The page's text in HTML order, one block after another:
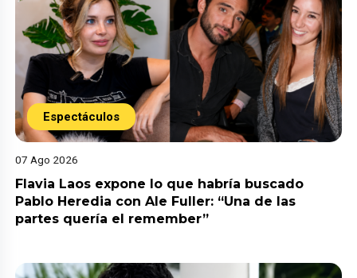
Espectáculos
07 Ago 2026
Flavia Laos expone lo que habría buscado
Pablo Heredia con Ale Fuller: “Una de las
partes quería el remember”